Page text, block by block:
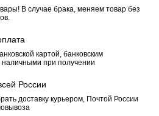
В случае брака, меняем товар без
картой, банковским
при получении
России
доставку курьером, Почтой России